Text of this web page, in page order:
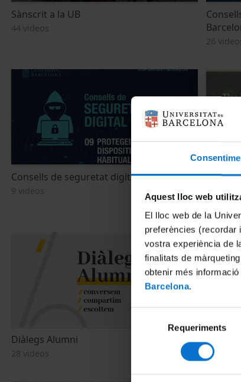
Aquest lloc web
El lloc web de la
preferències (recordar
vostra experiència de
finalitats de
obtenir més
Barcelona.
Requeriments
Sànscrit a la UB
44 videos
26
Consells de seguretat digital
9 videos
5 videos
Diàlegs Alumni
28 videos
Aranès
29 videos